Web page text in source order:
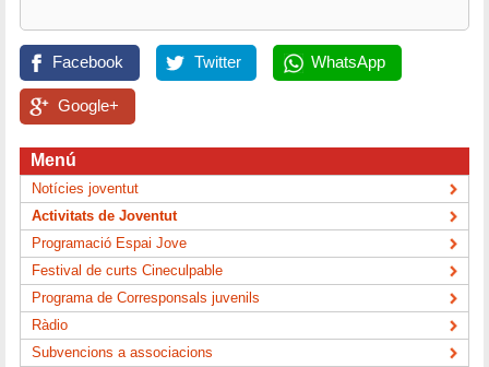
Facebook Twitter WhatsApp
Google+
Menú
Notícies joventut
Activitats de Joventut
Programació Espai Jove
Festival de curts Cineculpable
Programa de Corresponsals juvenils
Ràdio
Subvencions a associacions